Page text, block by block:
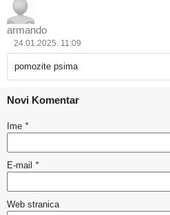
armando
24.01.2025. 11:09
pomozite psima
Novi Komentar
Ime *
E-mail *
Web stranica